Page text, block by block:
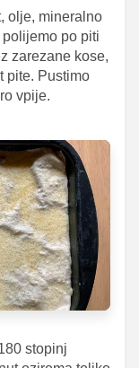
olje, mineralno
po piti
zarezane kose,
pite. Pustimo
vpije.
stopinj